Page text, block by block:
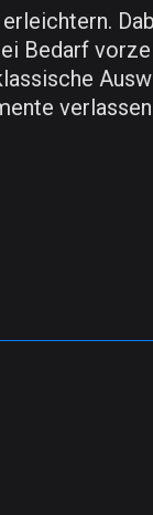
Bedarf